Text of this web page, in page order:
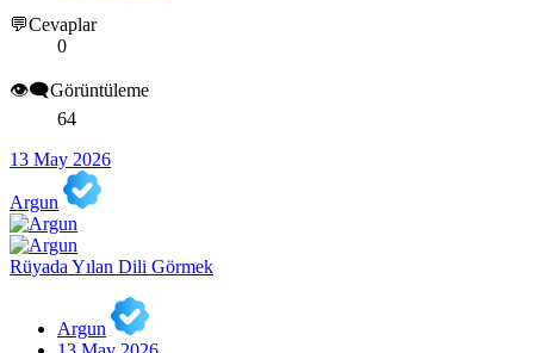
💬Cevaplar
0
👁️‍🗨️Görüntüleme
64
13 May 2026
Argun
Rüyada Yılan Dili Görmek
Argun